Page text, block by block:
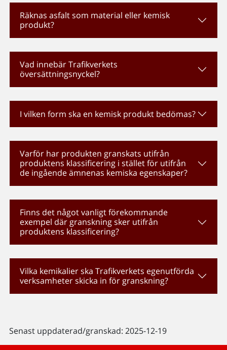
Räknas asfalt som material eller kemisk
produkt?
Vad innebär Trafikverkets
översättningsnyckel?
I vilken form ska en kemisk produkt bedömas?
Varför har produkten granskats utifrån
produktens klassificering i stället för utifrån
de ingående ämnenas kemiska egenskaper?
Finns det något vanligt förekommande
exempel där granskning sker utifrån
produktens klassificering?
Vilka kemikalier ska Trafikverkets egenutförda
verksamheter skicka in för granskning?
Senast uppdaterad/granskad: 2025-12-19